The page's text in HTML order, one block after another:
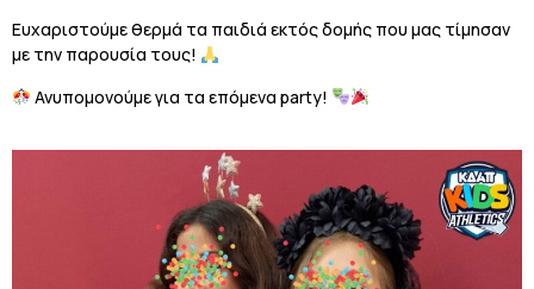
Ευχαριστούμε θερμά τα παιδιά εκτός δομής που μας τίμησαν
με την παρουσία τους!
Ανυπομονούμε για τα επόμενα party!